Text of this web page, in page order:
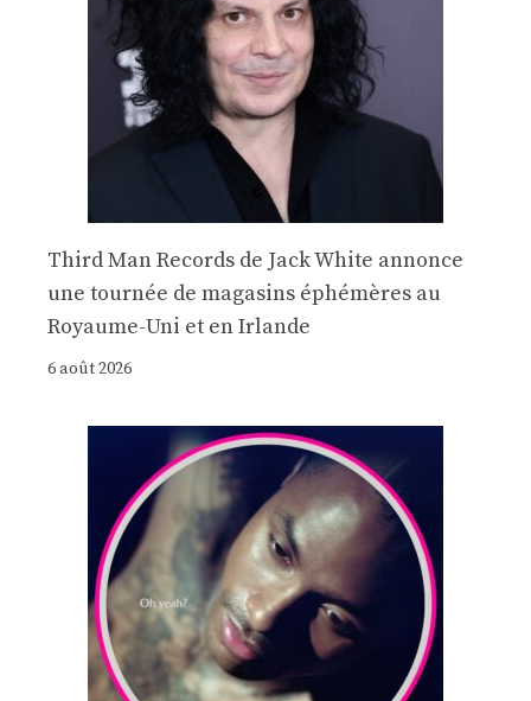
Third Man Records de Jack White annonce
une tournée de magasins éphémères au
Royaume-Uni et en Irlande
6 août 2026